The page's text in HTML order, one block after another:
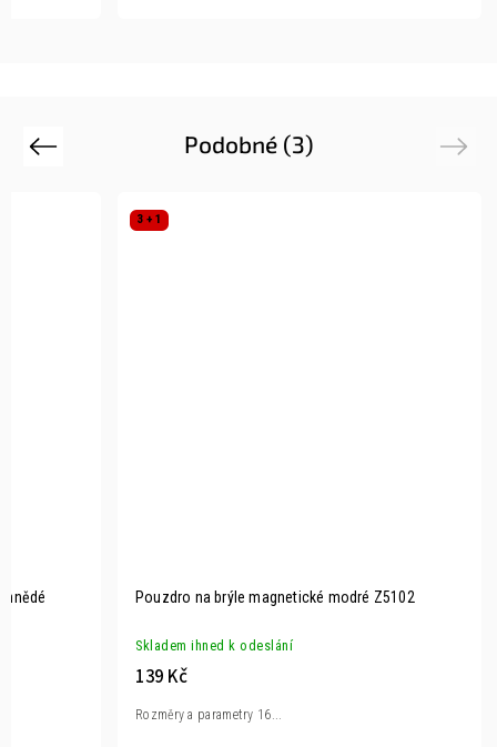
Podobné (3)
Previous
hnědé
3 + 1
Pouzdro na brýle magnetické modré Z5102
Skladem ihned k odeslání
139 Kč
Rozměry a parametry 16...
Next